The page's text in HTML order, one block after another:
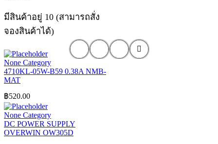
มีสินค้าอยู่ 10 (สามารถสั่ง
จองสินค้าได้)
None Category
4710KL-05W-B59 0.38A NMB-
MAT
฿520.00
None Category
DC POWER SUPPLY
OVERWIN OW305D